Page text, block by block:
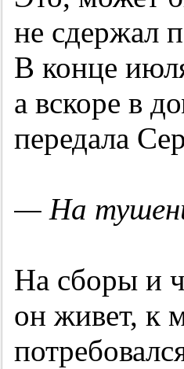
не сдержал
В конце
а вскоре в
передала
— На
На сборы и
он живет, к